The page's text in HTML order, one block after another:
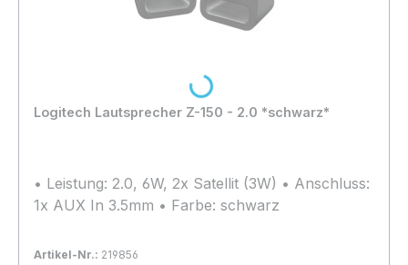
Logitech Lautsprecher Z-150 - 2.0 *schwarz*
• Leistung: 2.0, 6W, 2x Satellit (3W) • Anschluss:
1x AUX In 3.5mm • Farbe: schwarz
Artikel-Nr.: 219856
Loading...